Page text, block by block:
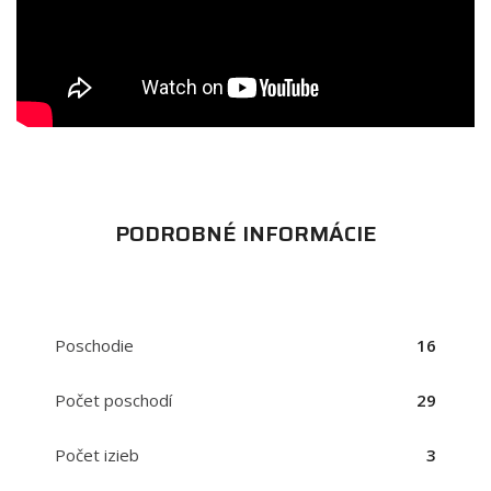
PODROBNÉ INFORMÁCIE
Poschodie 16
Počet poschodí 29
Počet izieb 3